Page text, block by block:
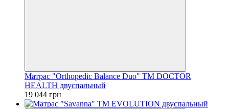
Матрас "Orthopedic Balance Duo" ТМ DOCTOR
HEALTH двуспальный
19 044 грн